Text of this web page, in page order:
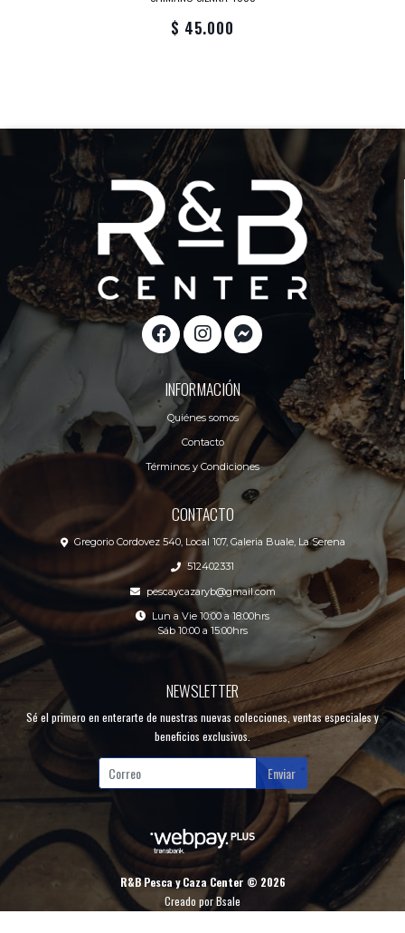
$ 45.000
INFORMACIÓN
Quiénes somos
Contacto
Términos y Condiciones
CONTACTO
Gregorio Cordovez 540, Local 107, Galeria Buale, La Serena
512402331
pescaycazaryb@gmail.com
Lun a Vie 10:00 a 18:00hrs
Sáb 10:00 a 15:00hrs
NEWSLETTER
Sé el primero en enterarte de nuestras nuevas colecciones, ventas especiales y
beneficios exclusivos.
Enviar
R&B Pesca y Caza Center © 2026
Creado porBsale